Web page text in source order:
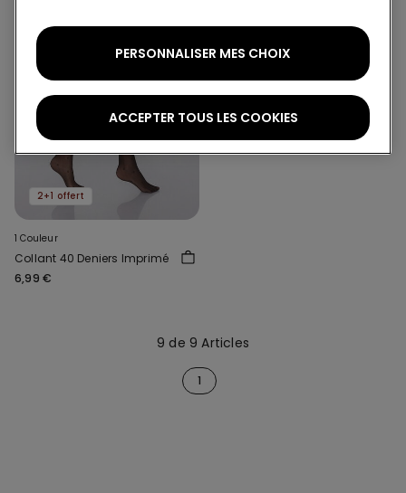
2+1 offert
1 Couleur
Collant 40 Deniers Imprimé
6,99 €
9 de 9 Articles
1
PERSONNALISER MES CHOIX
ACCEPTER TOUS LES COOKIES